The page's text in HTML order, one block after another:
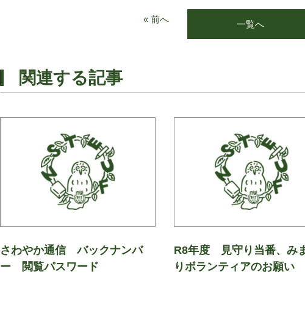
« 前へ 一覧へ
関連する記事
さわやか通信 バックナンバ
ー 閲覧パスワード
R8年度 見守り当番、み
りボランティアのお願い